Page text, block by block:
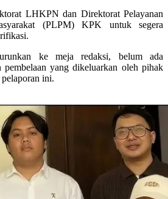
LHKPN dan Direktorat Pelayanan
(PLPM) KPK untuk segera
ke meja redaksi, belum ada
pembelaan yang dikeluarkan oleh pihak
ini.